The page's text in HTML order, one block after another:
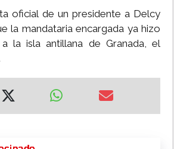
oficial de un presidente a Delcy
la mandataria encargada ya hizo
la isla antillana de Granada, el